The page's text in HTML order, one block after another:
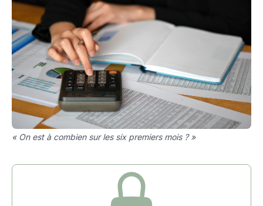
« On est à combien sur les six premiers mois ? »